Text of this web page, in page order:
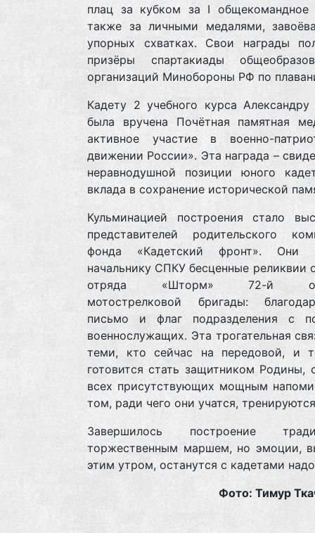
плац за кубком за I общекомандное
также за личными медалями,
упорных схватках. Свои награды
призёры спартакиады
организаций Минобороны РФ по
Кадету 2 учебного курса
была вручена Почётная памятная
активное участие в военно-
движении России». Эта награда –
неравнодушной позиции юного
вклада в сохранение исторической
Кульминацией построения стало
представителей родительского
фонда «Кадетский фронт». Они
начальнику СПКУ бесценные реликвии
отряда «Шторм» 72-й
мотострелковой бригады:
письмо и флаг подразделения с
военнослужащих. Эта трогательная
теми, кто сейчас на передовой, и
готовится стать защитником Родины,
всех присутствующих мощным
том, ради чего они учатся,
Завершилось построение
торжественным маршем, но эмоции,
этим утром, останутся с кадетами
Фото: Тимур